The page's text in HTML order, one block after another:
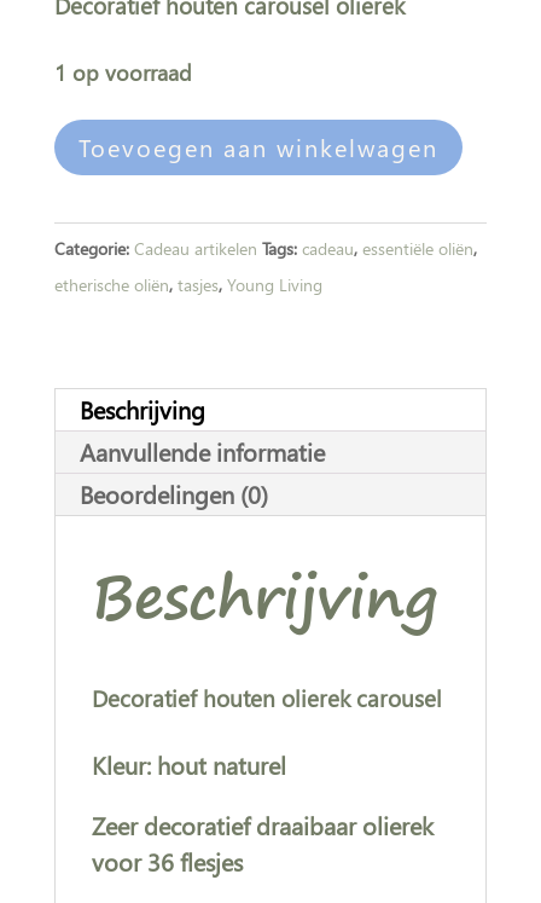
1 op voorraad
olierek
hout
aantal
Toevoegen aan winkelwagen
A
e
t
i
Categorie: Cadeau artikelen Tags: cadeau, essentiële oliën,
etherische oliën, tasjes, Young Living
Beschrijving
Aanvullende informatie
Beoordelingen (0)
Beschrijving
Decoratief houten olierek carousel
Kleur: hout naturel
Zeer decoratief draaibaar olierek
voor 36 flesjes